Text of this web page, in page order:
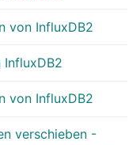
von InfluxDB2
von InfluxDB2
verschieben -